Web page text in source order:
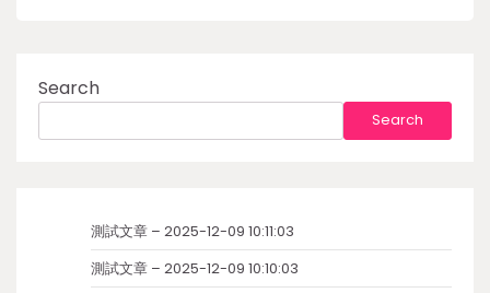
Search
Search
測試文章 – 2025-12-09 10:11:03
測試文章 – 2025-12-09 10:10:03